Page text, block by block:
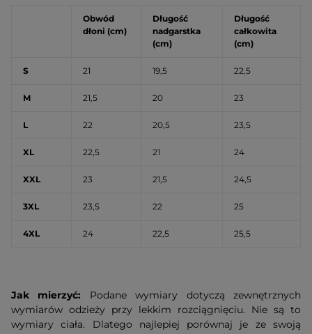
Obwód
dłoni (cm)
Długość
nadgarstka
(cm)
Długość
całkowita
(cm)
S 21 19,5 22,5
M 21,5 20 23
L 22 20,5 23,5
XL 22,5 21 24
XXL 23 21,5 24,5
3XL 23,5 22 25
4XL 24 22,5 25,5
Jak mierzyć: Podane wymiary dotyczą zewnętrznych
wymiarów odzieży przy lekkim rozciągnięciu. Nie są to
wymiary ciała. Dlatego najlepiej porównaj je ze swoją